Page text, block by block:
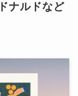
ナルドなど